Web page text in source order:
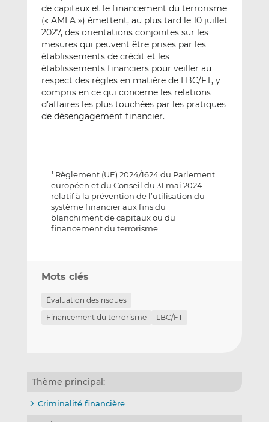
de capitaux et le financement du terrorisme
(« AMLA ») émettent, au plus tard le 10 juillet
2027, des orientations conjointes sur les
mesures qui peuvent être prises par les
établissements de crédit et les
établissements financiers pour veiller au
respect des règles en matière de LBC/FT, y
compris en ce qui concerne les relations
d’affaires les plus touchées par les pratiques
de désengagement financier.
1 Règlement (UE) 2024/1624 du Parlement
européen et du Conseil du 31 mai 2024
relatif à la prévention de l’utilisation du
système financier aux fins du
blanchiment de capitaux ou du
financement du terrorisme
Mots clés
Évaluation des risques
Financement du terrorisme
LBC/FT
Thème principal:
Criminalité financière